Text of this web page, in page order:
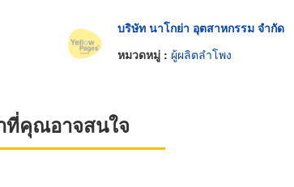
บริษัท นาโกย่า อุตสาหกรรม จำกัด
หมวดหมู่ : ผู้ผลิตลำโพง
ที่คุณอาจสนใจ